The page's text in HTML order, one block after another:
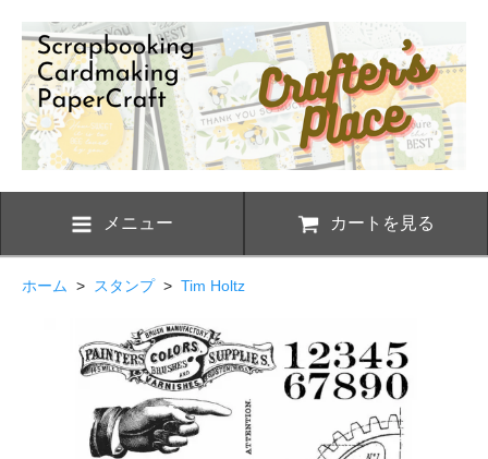
メニュー カートを見る
ホーム > スタンプ> Tim Holtz